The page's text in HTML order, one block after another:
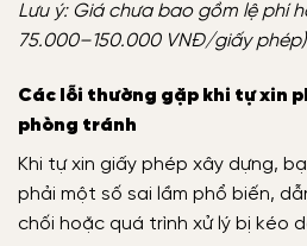
Lưu ý: Giá chưa bao gồm lệ phí
75.000–150.000 VNĐ/giấy phép)
Các lỗi thường gặp khi tự xin
phòng tránh
Khi tự xin giấy phép xây dựng,
phải một số sai lầm phổ biến,
chối hoặc quá trình xử lý bị kéo